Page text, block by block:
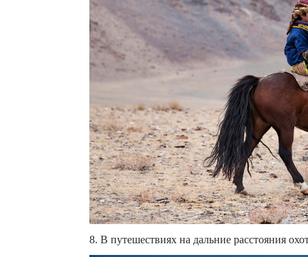
8. В путешествиях на дальние расстояния